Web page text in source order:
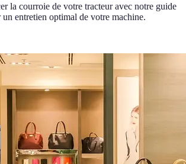
la courroie de votre tracteur avec notre guide
un entretien optimal de votre machine.